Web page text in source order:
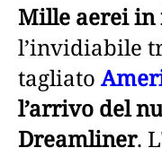
Mille aerei in
l’invidiabile
tagliato
l’arrivo del
Dreamliner.